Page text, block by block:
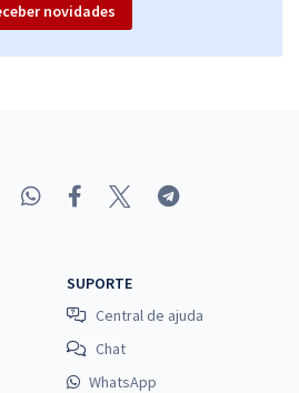
novidades
SUPORTE
Central de ajuda
Chat
WhatsApp